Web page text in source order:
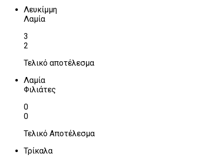
Λευκίμμη
Λαμία
3
2
Τελικό αποτέλεσμα
Λαμία
Φιλιάτες
0
0
Τελικό Αποτέλεσμα
Τρίκαλα